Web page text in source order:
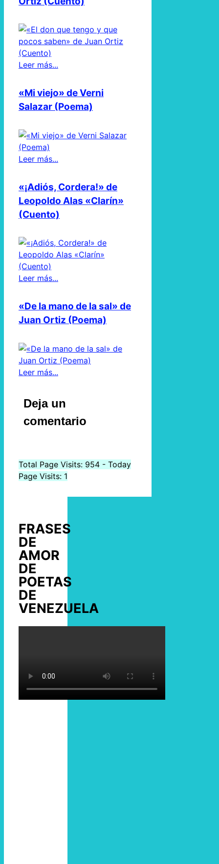
Leer más...
«Mi viejo» de Verni
Salazar (Poema)
Leer más...
«¡Adiós, Cordera!» de
Leopoldo Alas «Clarín»
(Cuento)
Leer más...
«De la mano de la sal» de
Juan Ortiz (Poema)
Leer más...
Deja un
comentario
Total Page Visits: 954 - Today
Page Visits: 1
FRASES
DE
AMOR
DE
POETAS
DE
VENEZUELA